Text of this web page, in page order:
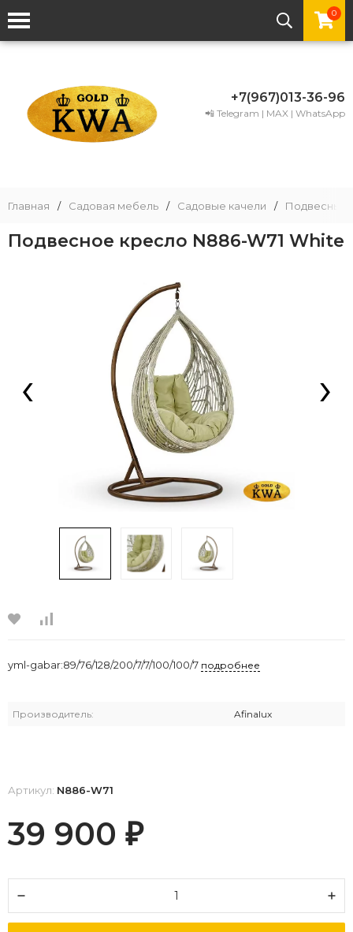
0
+7(967)013-36-96
📲 Telegram | MAX | WhatsApp
Главная / Садовая мебель / Садовые качели / Подвесные
Подвесное кресло N886-W71 White
‹ ›
yml-gabar:89/76/128/200/7/7/100/100/7 подробнее
Производитель: Afinalux
Артикул: N886-W71
39 900 ₽